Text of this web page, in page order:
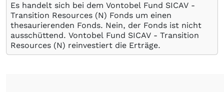
Es handelt sich bei dem Vontobel Fund SICAV -
Transition Resources (N) Fonds um einen
thesaurierenden Fonds. Nein, der Fonds ist nicht
ausschüttend. Vontobel Fund SICAV - Transition
Resources (N) reinvestiert die Erträge.